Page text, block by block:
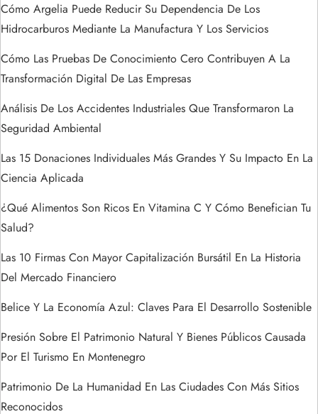
n
d
e
e
n
t
r
a
d
a
s
Cómo Argelia Puede Reducir Su Dependencia De Los
Hidrocarburos Mediante La Manufactura Y Los Servicios
Cómo Las Pruebas De Conocimiento Cero Contribuyen A La
Transformación Digital De Las Empresas
Análisis De Los Accidentes Industriales Que Transformaron La
Seguridad Ambiental
Las 15 Donaciones Individuales Más Grandes Y Su Impacto En La
Ciencia Aplicada
¿Qué Alimentos Son Ricos En Vitamina C Y Cómo Benefician Tu
Salud?
Las 10 Firmas Con Mayor Capitalización Bursátil En La Historia
Del Mercado Financiero
Belice Y La Economía Azul: Claves Para El Desarrollo Sostenible
Presión Sobre El Patrimonio Natural Y Bienes Públicos Causada
Por El Turismo En Montenegro
Patrimonio De La Humanidad En Las Ciudades Con Más Sitios
Reconocidos